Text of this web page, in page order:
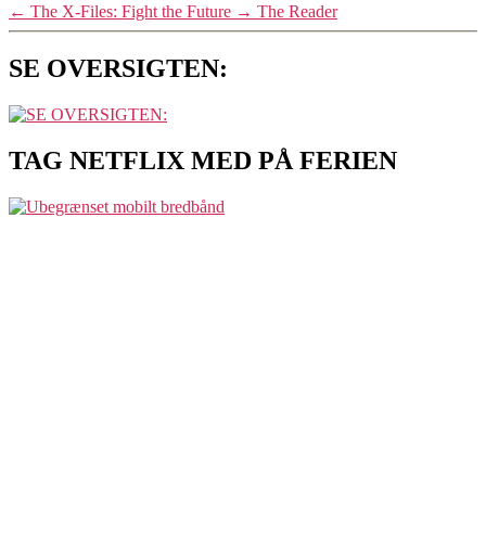
← The X-Files: Fight the Future → The Reader
SE OVERSIGTEN:
TAG NETFLIX MED PÅ FERIEN